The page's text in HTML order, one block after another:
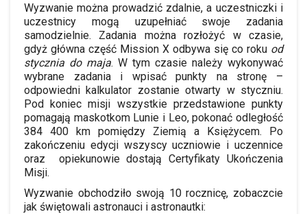
Wyzwanie można prowadzić zdalnie, a uczestniczki i
uczestnicy mogą uzupełniać swoje zadania
samodzielnie. Zadania można rozłożyć w czasie,
gdyż główna część Mission X odbywa się co roku od
stycznia do maja. W tym czasie należy wykonywać
wybrane zadania i wpisać punkty na stronę –
odpowiedni kalkulator zostanie otwarty w styczniu.
Pod koniec misji wszystkie przedstawione punkty
pomagają maskotkom Lunie i Leo, pokonać odległość
384 400 km pomiędzy Ziemią a Księżycem. Po
zakończeniu edycji wszyscy uczniowie i uczennice
oraz
opiekunowie dostają Certyfikaty Ukończenia
Misji.
Wyzwanie obchodziło swoją 10 rocznicę, zobaczcie
jak świętowali astronauci i astronautki: